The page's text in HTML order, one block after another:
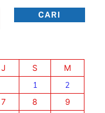
CARI
J S
M
1
2
7 8
9